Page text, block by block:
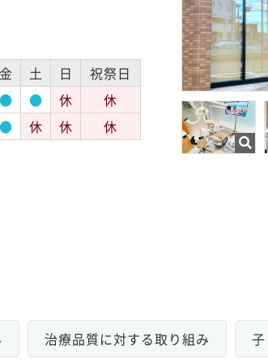
土 日
祝祭日
● 休
休
休 休 休
治療品質に対する取り組み